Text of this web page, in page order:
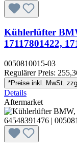
Kühlerlüfter
17117801422,
0050810015-03
Regulärer Preis:
*Preise inkl. MwSt.
Details
Aftermarket